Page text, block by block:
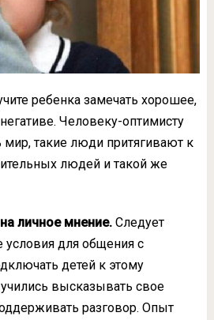
ребенка замечать хорошее,
Человеку-оптимисту
такие люди притягивают к
людей и такой же
личное мнение.Следует
условия для общения с
детей к этому
высказывать свое
разговор. Опыт